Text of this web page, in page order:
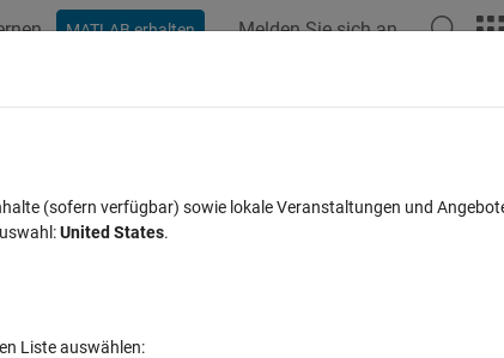
MATLAB erhalten Melden Sie sich an
from saved traininfo
(sofern verfügbar) sowie lokale Veranstaltungen und
United States.
Liste auswählen: